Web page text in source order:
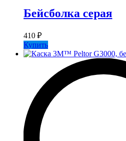
Бейсболка серая
410 ₽
Купить